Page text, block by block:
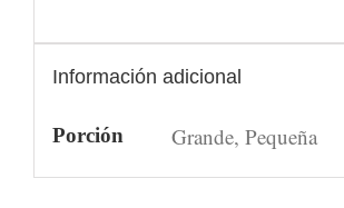
Información adicional
Porción Grande, Pequeña